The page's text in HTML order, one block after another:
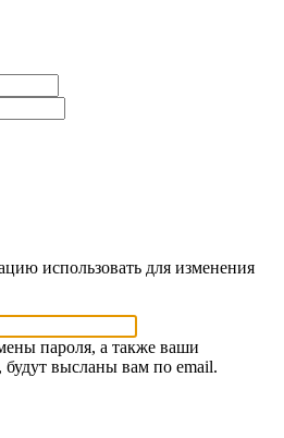
использовать для изменения
пароля, а также ваши
высланы вам по email.